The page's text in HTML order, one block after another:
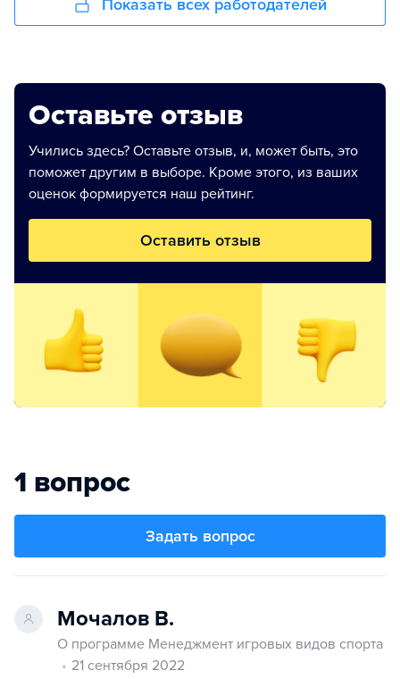
Показать всех работодателей
Оставьте отзыв
Учились здесь? Оставьте отзыв, и, может быть, это
поможет другим в выборе. Кроме этого, из ваших
оценок формируется наш рейтинг.
Оставить отзыв
1 вопрос
Задать вопрос
Мочалов В.
О программе Менеджмент игровых видов спорта
21 сентября 2022